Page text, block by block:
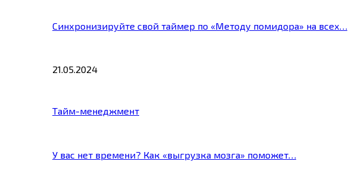
Синхронизируйте свой таймер по «Методу помидора» на всех…
21.05.2024
Тайм-менеджмент
У вас нет времени? Как «выгрузка мозга» поможет…